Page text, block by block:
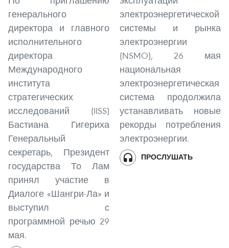
генерального
директора и главного
исполнительного
директора
Международного
института
стратегических
исследований (IISS)
Бастиана Гигериха
Генеральный
секретарь, Президент
государства То Лам
принял участие в
Диалоге «Шангри-Ла» и
выступил с
программной речью 29
мая.
электроэнергетической
системы и рынка
электроэнергии
(NSMO), 26 мая
национальная
электроэнергетическая
система продолжила
устанавливать новые
рекорды потребления
электроэнергии.
ПРОСЛУШАТЬ